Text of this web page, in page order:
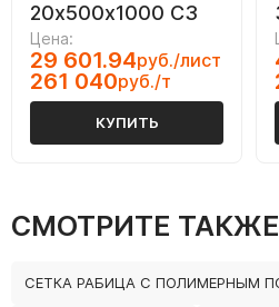
20х500х1000 С3
Цена:
29 601.94руб./лист
261 040руб./т
КУПИТЬ
СМОТРИТЕ ТАКЖЕ
СЕТКА РАБИЦА С ПОЛИМЕРНЫМ